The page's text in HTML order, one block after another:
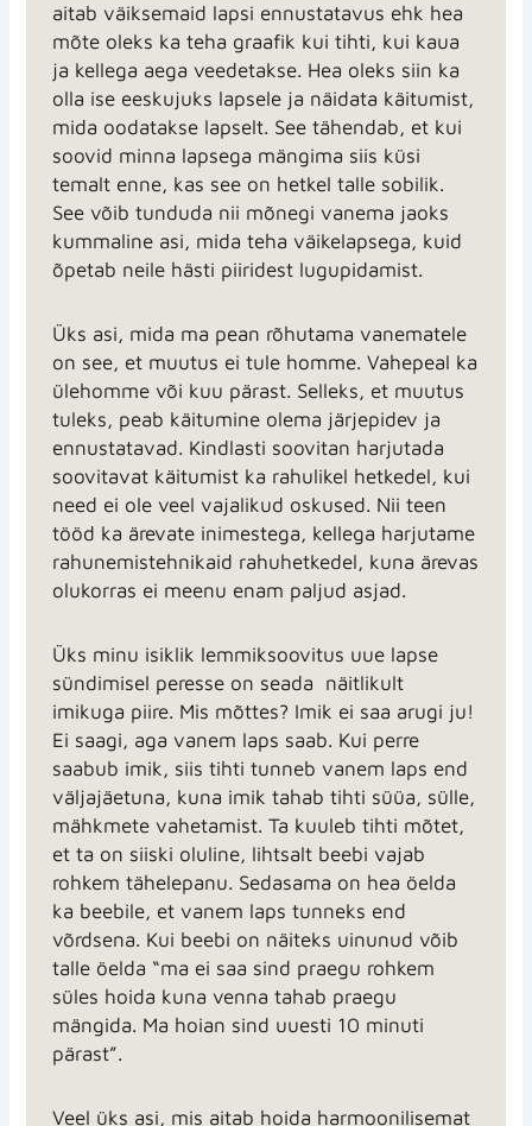
aitab väiksemaid lapsi ennustatavus ehk hea
mõte oleks ka teha graafik kui tihti, kui kaua
ja kellega aega veedetakse. Hea oleks siin ka
olla ise eeskujuks lapsele ja näidata käitumist,
mida oodatakse lapselt. See tähendab, et kui
soovid minna lapsega mängima siis küsi
temalt enne, kas see on hetkel talle sobilik.
See võib tunduda nii mõnegi vanema jaoks
kummaline asi, mida teha väikelapsega, kuid
õpetab neile hästi piiridest lugupidamist.
Üks asi, mida ma pean rõhutama vanematele
on see, et muutus ei tule homme. Vahepeal ka
ülehomme või kuu pärast. Selleks, et muutus
tuleks, peab käitumine olema järjepidev ja
ennustatavad. Kindlasti soovitan harjutada
soovitavat käitumist ka rahulikel hetkedel, kui
need ei ole veel vajalikud oskused. Nii teen
tööd ka ärevate inimestega, kellega harjutame
rahunemistehnikaid rahuhetkedel, kuna ärevas
olukorras ei meenu enam paljud asjad.
Üks minu isiklik lemmiksoovitus uue lapse
sündimisel peresse on seada näitlikult
imikuga piire. Mis mõttes? Imik ei saa arugi ju!
Ei saagi, aga vanem laps saab. Kui perre
saabub imik, siis tihti tunneb vanem laps end
väljajäetuna, kuna imik tahab tihti süüa, sülle,
mähkmete vahetamist. Ta kuuleb tihti mõtet,
et ta on siiski oluline, lihtsalt beebi vajab
rohkem tähelepanu. Sedasama on hea öelda
ka beebile, et vanem laps tunneks end
võrdsena. Kui beebi on näiteks uinunud võib
talle öelda “ma ei saa sind praegu rohkem
süles hoida kuna venna tahab praegu
mängida. Ma hoian sind uuesti 10 minuti
pärast”.
Veel üks asi, mis aitab hoida harmoonilisemat